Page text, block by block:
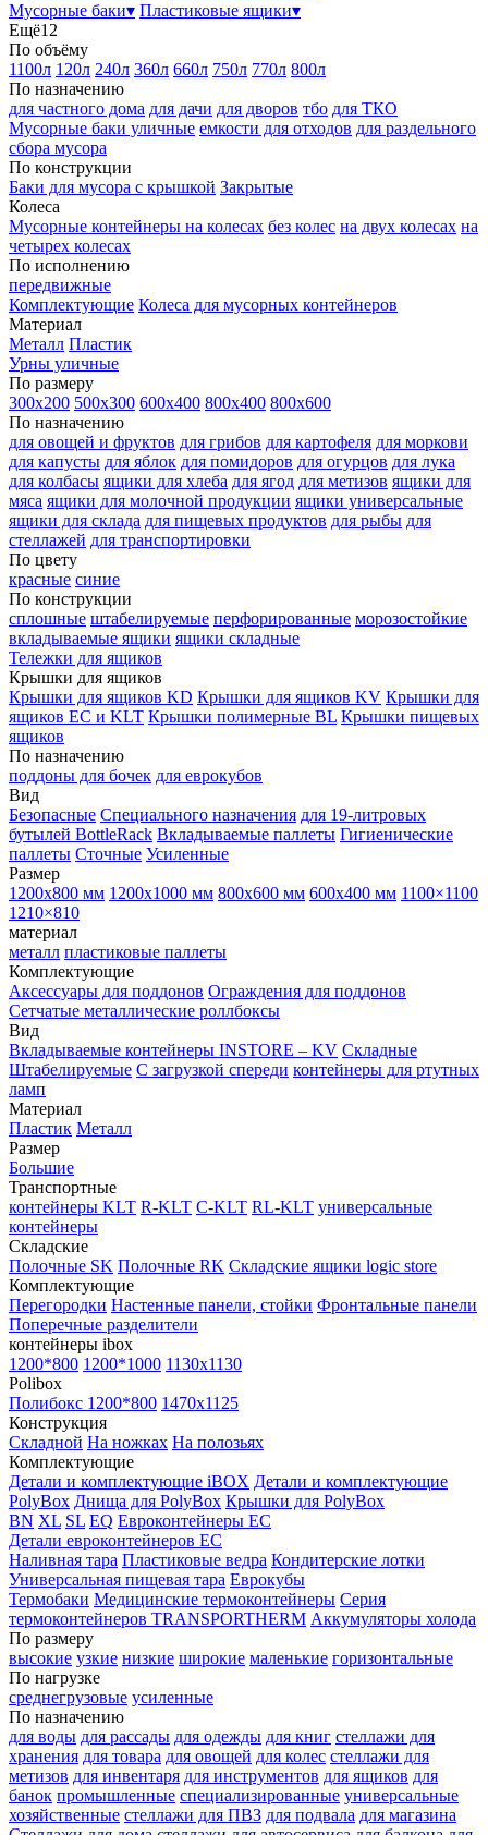
Мусорные баки▾ Пластиковые ящики▾
Ещё12
По объёму
1100л 120л 240л 360л 660л 750л 770л 800л
По назначению
для частного дома для дачи для дворов тбо для ТКО
Мусорные баки уличные емкости для отходов для раздельного
сбора мусора
По конструкции
Баки для мусора с крышкой Закрытые
Колеса
Мусорные контейнеры на колесах без колес на двух колесах на
четырех колесах
По исполнению
передвижные
Комплектующие Колеса для мусорных контейнеров
Материал
Металл Пластик
Урны уличные
По размеру
300х200 500х300 600х400 800х400 800х600
По назначению
для овощей и фруктов для грибов для картофеля для моркови
для капусты для яблок для помидоров для огурцов для лука
для колбасы ящики для хлеба для ягод для метизов ящики для
мяса ящики для молочной продукции ящики универсальные
ящики для склада для пищевых продуктов для рыбы для
стеллажей для транспортировки
По цвету
красные синие
По конструкции
сплошные штабелируемые перфорированные морозостойкие
вкладываемые ящики ящики складные
Тележки для ящиков
Крышки для ящиков
Крышки для ящиков KD Крышки для ящиков KV Крышки для
ящиков EC и KLT Крышки полимерные BL Крышки пищевых
ящиков
По назначению
поддоны для бочек для еврокубов
Вид
Безопасные Специального назначения для 19-литровых
бутылей BottleRack Вкладываемые паллеты Гигиенические
паллеты Сточные Усиленные
Размер
1200х800 мм 1200х1000 мм 800х600 мм 600х400 мм 1100×1100
1210×810
материал
металл пластиковые паллеты
Комплектующие
Аксессуары для поддонов Ограждения для поддонов
Сетчатые металлические роллбоксы
Вид
Вкладываемые контейнеры INSTORE – KV Складные
Штабелируемые С загрузкой спереди контейнеры для ртутных
ламп
Материал
Пластик Металл
Размер
Большие
Транспортные
контейнеры KLT R-KLT C-KLT RL-KLT универсальные
контейнеры
Складские
Полочные SK Полочные RK Складские ящики logic store
Комплектующие
Перегородки Настенные панели, стойки Фронтальные панели
Поперечные разделители
контейнеры ibox
1200*800 1200*1000 1130x1130
Polibox
Полибокс 1200*800 1470х1125
Конструкция
Складной На ножках На полозьях
Комплектующие
Детали и комплектующие iBOX Детали и комплектующие
PolyBox Днища для PolyBox Крышки для PolyBox
BN XL SL EQ Евроконтейнеры EC
Детали евроконтейнеров EC
Наливная тара Пластиковые ведра Кондитерские лотки
Универсальная пищевая тара Еврокубы
Термобаки Медицинские термоконтейнеры Серия
термоконтейнеров TRANSPORTHERM Аккумуляторы холода
По размеру
высокие узкие низкие широкие маленькие горизонтальные
По нагрузке
среднегрузовые усиленные
По назначению
для воды для рассады для одежды для книг стеллажи для
хранения для товара для овощей для колес стеллажи для
метизов для инвентаря для инструментов для ящиков для
банок промышленные специализированные универсальные
хозяйственные стеллажи для ПВЗ для подвала для магазина